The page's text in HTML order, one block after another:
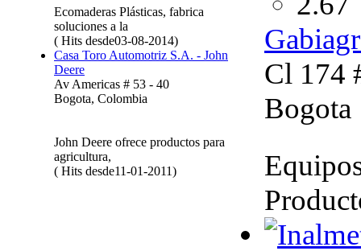
Ecomaderas Plásticas, fabrica
soluciones a la
( Hits desde03-08-2014)
Casa Toro Automotriz S.A. - John
Deere
Av Americas # 53 - 40
Bogota, Colombia
John Deere ofrece productos para
agricultura,
( Hits desde11-01-2011)
Cl 174
Bogota